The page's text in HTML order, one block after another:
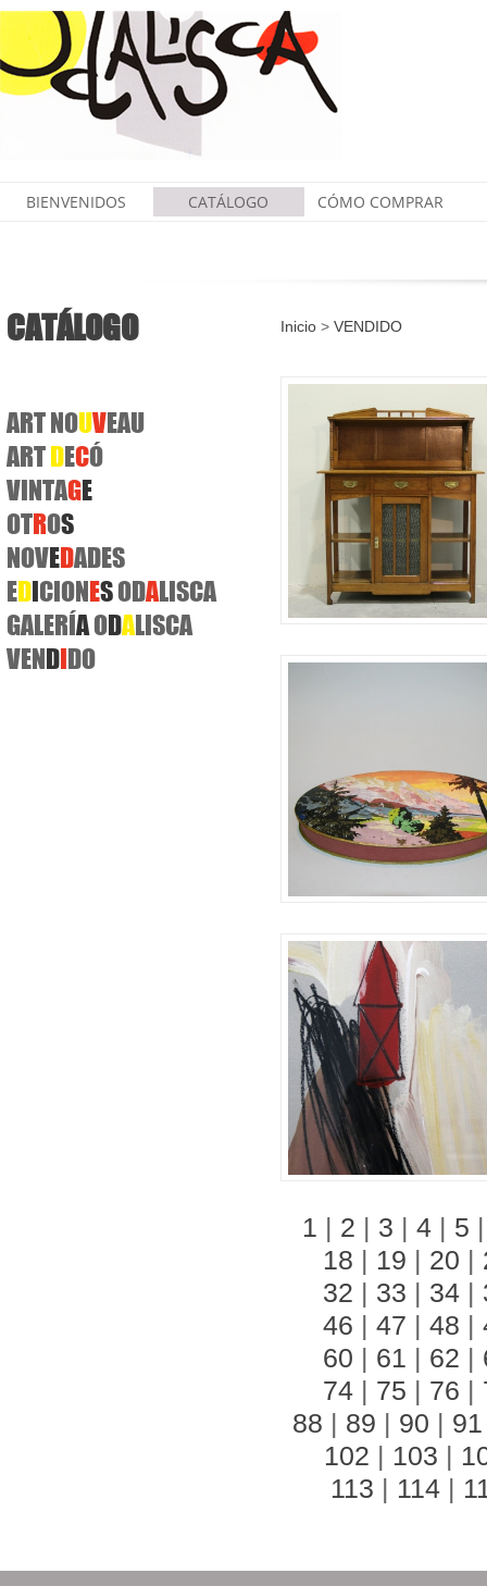
BIENVENIDOS CATÁLOGO CÓMO COMPRAR
CATÁLOGO
ARTNOUVEAU
ARTDECÓ
VINTAGE
OTROS
NOVEDADES
EDICIONESODALISCA
GALERÍAODALISCA
VENDIDO
Inicio > VENDIDO
1 2 3 4 5
18
19 20
32
33 34
46
47 48
60
61 62
74
75 76
88
89 90 91
102
103
113
114